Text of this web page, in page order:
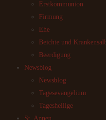
Erstkommunion
Firmung
Ehe
Beichte und
Beerdigung
Newsblog
Newsblog
Tagesevangelium
Tagesheilige
St. Annen